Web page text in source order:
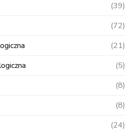
(39)
(72)
(21)
(5)
(8)
(8)
(24)